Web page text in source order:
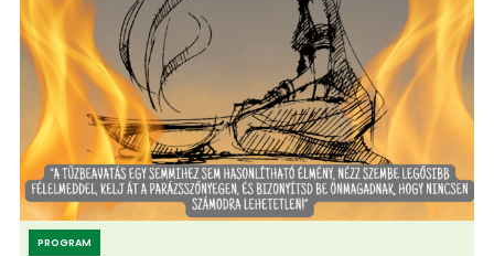
PROGRAM